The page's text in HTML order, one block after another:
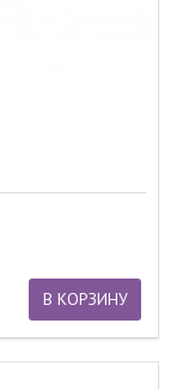
В КОРЗИНУ